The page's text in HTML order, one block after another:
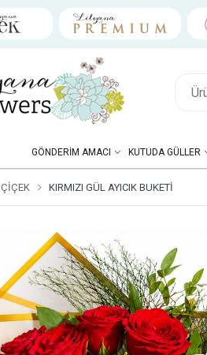
GÖNDERIM AMACI KUTUDA GÜLLER
ÇIÇEK KIRMIZI GÜL AYICIK BUKETI